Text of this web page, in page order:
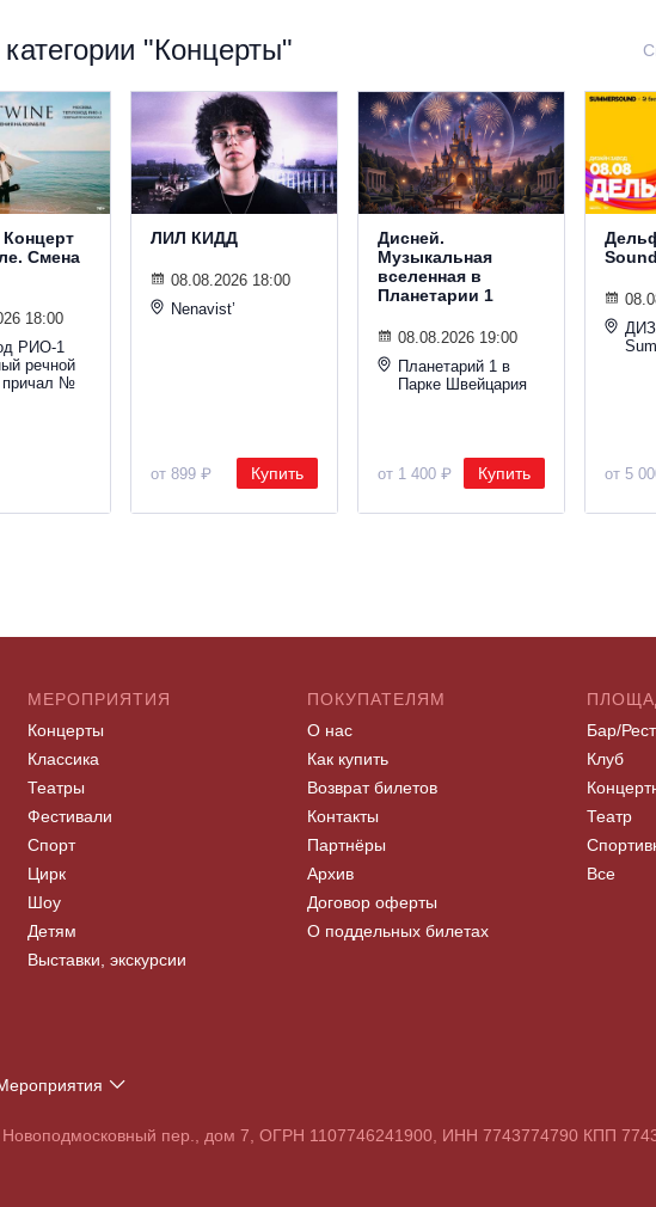
"Концерты"
Смена
18:00
РИО-1
речной
причал №
ЛИЛ КИДД
08.08.2026 18:00
Nenavist’
от 899 ₽ Купить
Дисней.
Музыкальная
вселенная в
Планетарии 1
08.08.2026 19:00
Планетарий 1 в
Парке Швейцария
от 1 400 ₽ Купить от 5
МЕРОПРИЯТИЯ
Концерты
Классика
Театры
Фестивали
Спорт
Цирк
Шоу
Детям
Выставки, экскурсии
ПОКУПАТЕЛЯМ
О нас
Как купить
Возврат билетов
Контакты
Партнёры
Архив
Договор оферты
О поддельных билетах
Бар/
Клуб
Театр
Все
V W X Y Z
Новоподмосковный пер., дом 7, ОГРН 1107746241900, ИНН 7743774790 КПП